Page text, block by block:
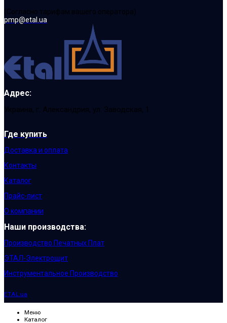
(Cогласно тарифам вашего оператора)
pmp@etal.ua
Адрес:
Украина, г. Александрия, ул. Заводская, 1
Где купить
Доставка и оплата
Контакты
Каталог
Прайс-лист
О компании
Наши производства:
Производство Печатных Плат
ЭТАЛ-Электрощит
Инструментальное Производство
ETAL.ua
Меню
Каталог